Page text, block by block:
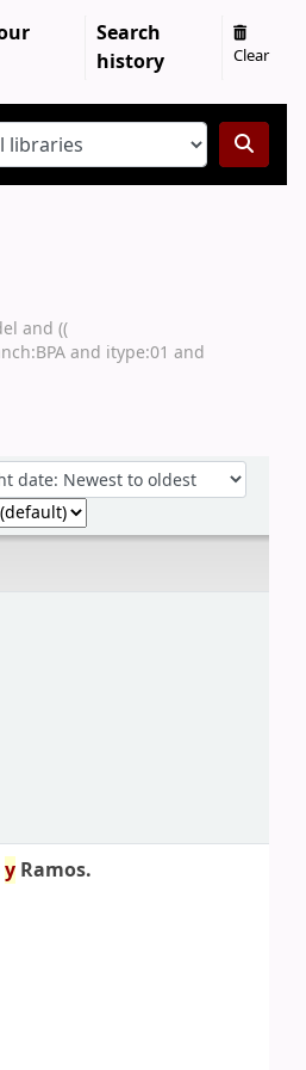
Search
history
Clear
and ((
and itype:01 and
yRamos.